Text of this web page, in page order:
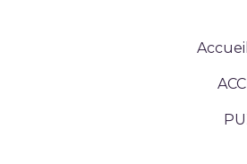
Accueil